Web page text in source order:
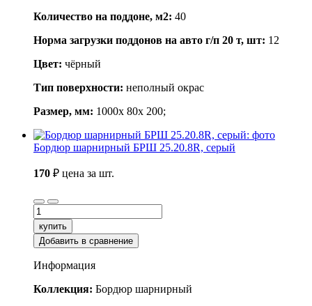
Количество на поддоне, м2: 40
Норма загрузки поддонов на авто г/п 20 т, шт: 12
Цвет: чёрный
Тип поверхности: неполный окрас
Размер, мм: 1000x 80x 200;
Бордюр шарнирный БРШ 25.20.8R, серый
170 ₽ цена за шт.
купить
Добавить в сравнение
Информация
Коллекция: Бордюр шарнирный